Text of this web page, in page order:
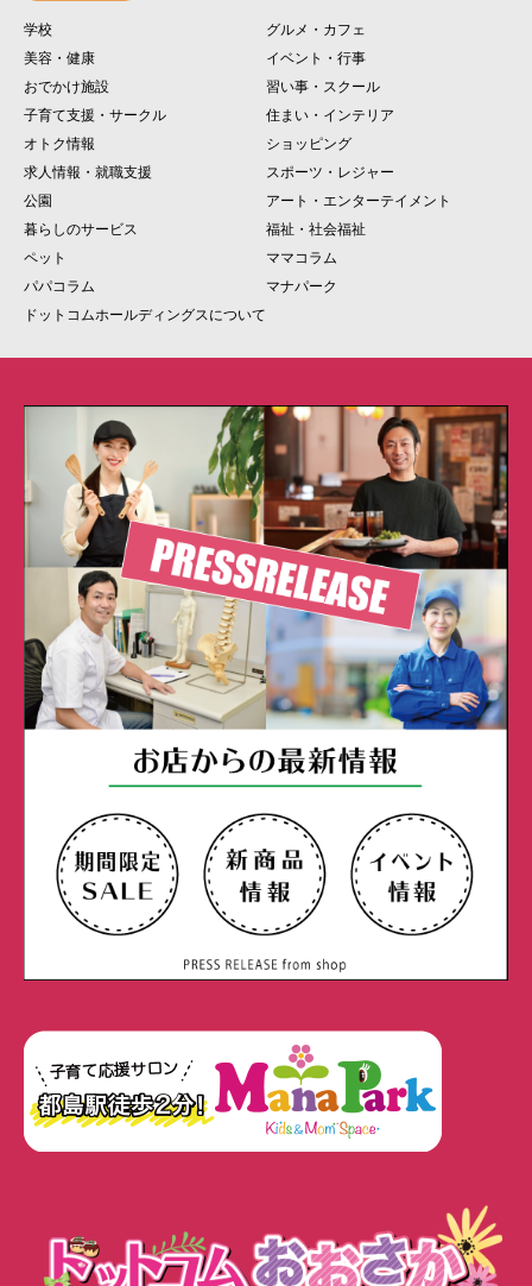
学校
グルメ・カフェ
美容・健康
イベント・行事
おでかけ施設
習い事・スクール
子育て支援・サークル
住まい・インテリア
オトク情報
ショッピング
求人情報・就職支援
スポーツ・レジャー
公園
アート・エンターテイメント
暮らしのサービス
福祉・社会福祉
ペット
ママコラム
パパコラム
マナパーク
ドットコムホールディングスについて